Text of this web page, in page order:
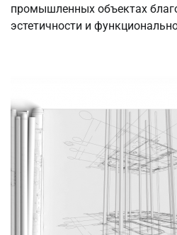
промышленных объектах
эстетичности и